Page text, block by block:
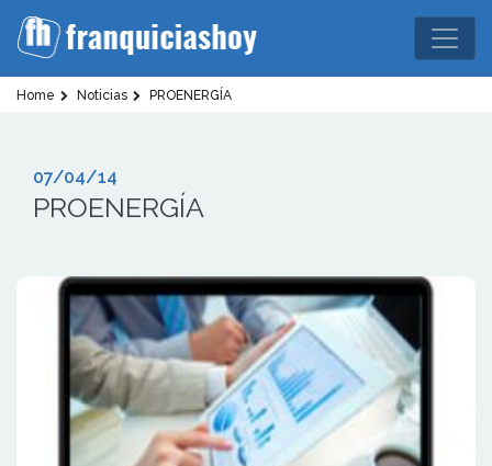
Home Noticias PROENERGÍA
07/04/14
PROENERGÍA